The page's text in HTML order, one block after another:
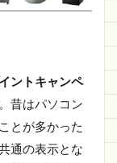
ントキャンペ
昔はパソコン
とが多かった
通の表示とな